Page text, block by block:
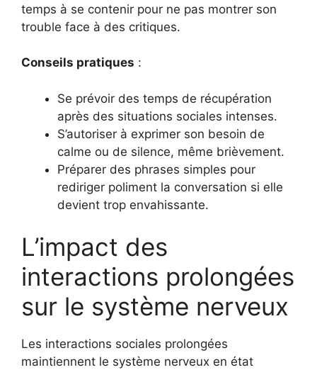
temps à se contenir pour ne pas montrer son
trouble face à des critiques.
Conseils pratiques :
Se prévoir des temps de récupération
après des situations sociales intenses.
S’autoriser à exprimer son besoin de
calme ou de silence, même brièvement.
Préparer des phrases simples pour
rediriger poliment la conversation si elle
devient trop envahissante.
L’impact des
interactions prolongées
sur le système nerveux
Les interactions sociales prolongées
maintiennent le système nerveux en état